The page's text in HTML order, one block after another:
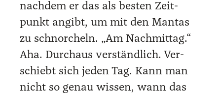
nach­dem er das als bes­ten Zeit­
punkt angibt, um mit den Man­t­as
zu schnor­cheln. „Am Nach­mit­tag.“
Aha. Durch­aus ver­ständ­lich. Ver­
schiebt sich jeden Tag. Kann man
nicht so genau wis­sen, wann das